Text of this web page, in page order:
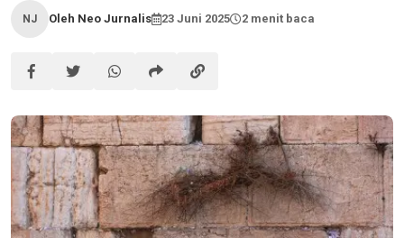
NJ Oleh Neo Jurnalis 23 Juni 2025 2 menit baca